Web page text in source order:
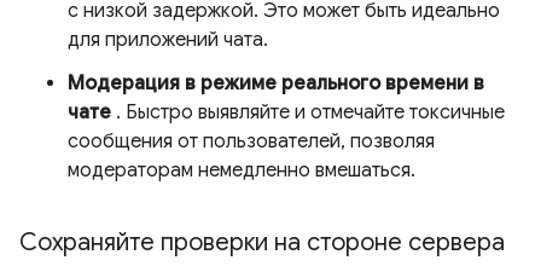
с низкой задержкой. Это может быть идеально
для приложений чата.
Модерация в режиме реального времени в
чате . Быстро выявляйте и отмечайте токсичные
сообщения от пользователей, позволяя
модераторам немедленно вмешаться.
Сохраняйте проверки на стороне сервера